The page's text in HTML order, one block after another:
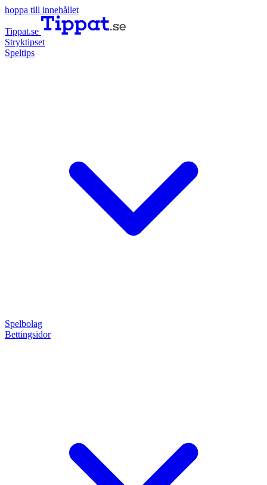
hoppa till innehållet
Tippat.se
Stryktipset
Speltips
Spelbolag
Bettingsidor